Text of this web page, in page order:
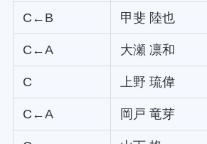
C←B 甲斐 陸也
C←A 大瀬 凛和
C 上野 琉偉
C←A 岡戸 竜芽